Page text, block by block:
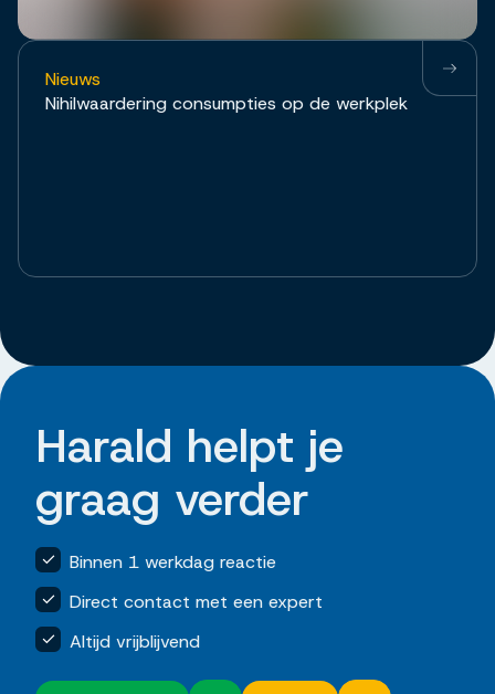
Nieuws
Nihilwaardering consumpties op de werkplek
Harald helpt je
graag verder
Binnen 1 werkdag reactie
Direct contact met een expert
Altijd vrijblijvend